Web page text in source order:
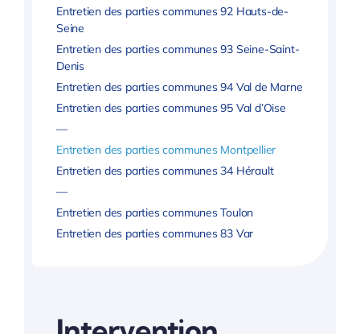
Entretien des parties communes 92 Hauts-de-
Seine
Entretien des parties communes 93 Seine-Saint-
Denis
Entretien des parties communes 94 Val de Marne
Entretien des parties communes 95 Val d’Oise
—
Entretien des parties communes Montpellier
Entretien des parties communes 34 Hérault
—
Entretien des parties communes Toulon
Entretien des parties communes 83 Var